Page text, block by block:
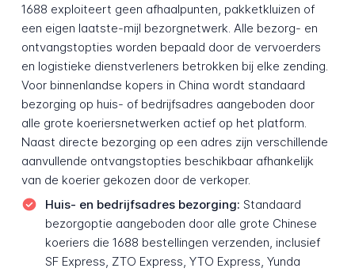
1688 exploiteert geen afhaalpunten, pakketkluizen of
een eigen laatste-mijl bezorgnetwerk. Alle bezorg- en
ontvangstopties worden bepaald door de vervoerders
en logistieke dienstverleners betrokken bij elke zending.
Voor binnenlandse kopers in China wordt standaard
bezorging op huis- of bedrijfsadres aangeboden door
alle grote koeriersnetwerken actief op het platform.
Naast directe bezorging op een adres zijn verschillende
aanvullende ontvangstopties beschikbaar afhankelijk
van de koerier gekozen door de verkoper.
Huis- en bedrijfsadres bezorging: Standaard
bezorgoptie aangeboden door alle grote Chinese
koeriers die 1688 bestellingen verzenden, inclusief
SF Express, ZTO Express, YTO Express, Yunda